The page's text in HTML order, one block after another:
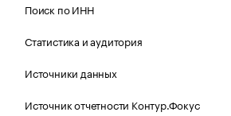
Поиск по ИНН
Статистика и аудитория
Источники данных
Источник отчетности Контур.Фокус